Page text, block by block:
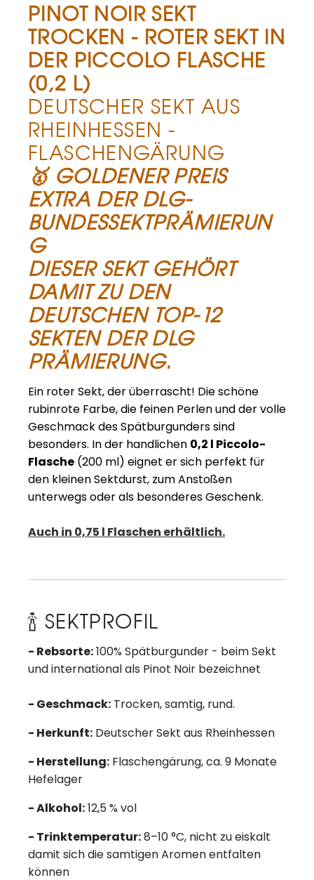
PINOT NOIR SEKT
TROCKEN - ROTER SEKT IN
DER PICCOLO FLASCHE
(0,2 L)
DEUTSCHER SEKT AUS
RHEINHESSEN -
FLASCHENGÄRUNG
🥇 GOLDENER PREIS
EXTRA DER DLG-
BUNDESSEKTPRÄMIERUN
G
DIESER SEKT GEHÖRT
DAMIT ZU DEN
DEUTSCHEN TOP-12
SEKTEN DER DLG
PRÄMIERUNG.
Ein roter Sekt, der überrascht! Die schöne
rubinrote Farbe, die feinen Perlen und der volle
Geschmack des Spätburgunders sind
besonders. In der handlichen 0,2 l Piccolo-
Flasche (200 ml) eignet er sich perfekt für
den kleinen Sektdurst, zum Anstoßen
unterwegs oder als besonderes Geschenk.
Auch in 0,75 l Flaschen erhältlich.
🍾 SEKTPROFIL
- Rebsorte:100% Spätburgunder - beim Sekt
und international als Pinot Noir bezeichnet
- Geschmack: Trocken, samtig, rund.
- Herkunft: Deutscher Sekt aus Rheinhessen
- Herstellung: Flaschengärung, ca. 9 Monate
Hefelager
- Alkohol:12,5 % vol
- Trinktemperatur:8–10 °C, nicht zu eiskalt
damit sich die samtigen Aromen entfalten
können